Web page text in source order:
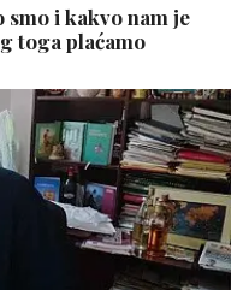
i kakvo nam je
toga plaćamo